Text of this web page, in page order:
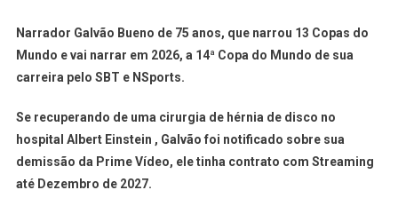
Narrador Galvão Bueno de 75 anos, que narrou 13 Copas do
Mundo e vai narrar em 2026, a 14ª Copa do Mundo de sua
carreira pelo SBT e NSports.
Se recuperando de uma cirurgia de hérnia de disco no
hospital Albert Einstein , Galvão foi notificado sobre sua
demissão da Prime Vídeo, ele tinha contrato com Streaming
até Dezembro de 2027.